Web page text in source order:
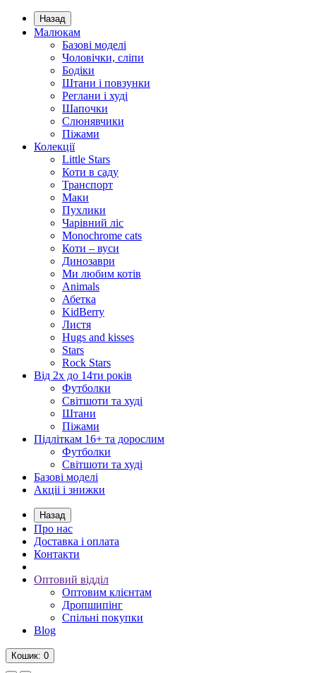
Назад
Малюкам
Базові моделі
Чоловічки, сліпи
Бодіки
Штани і повзунки
Реглани і худі
Шапочки
Слюнявчики
Піжами
Колекції
Little Stars
Коти в саду
Транспорт
Маки
Пухлики
Чарівний ліс
Monochrome cats
Коти – вуси
Динозаври
Ми любим котів
Animals
Абетка
KidBerry
Листя
Hugs and kisses
Stars
Rock Stars
Від 2х до 14ти років
Футболки
Світшоти та худі
Штани
Піжами
Підліткам 16+ та дорослим
Футболки
Світшоти та худі
Базові моделі
Акціі і знижки
Назад
Про нас
Доставка і оплата
Контакти
Оптовий відділ
Оптовим клієнтам
Дропшипінг
Спільні покупки
Blog
Кошик: 0